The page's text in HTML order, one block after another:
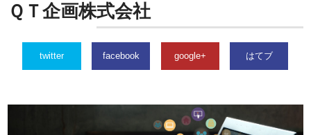
ＱＴ企画株式会社
twitter facebook google+ はてブ